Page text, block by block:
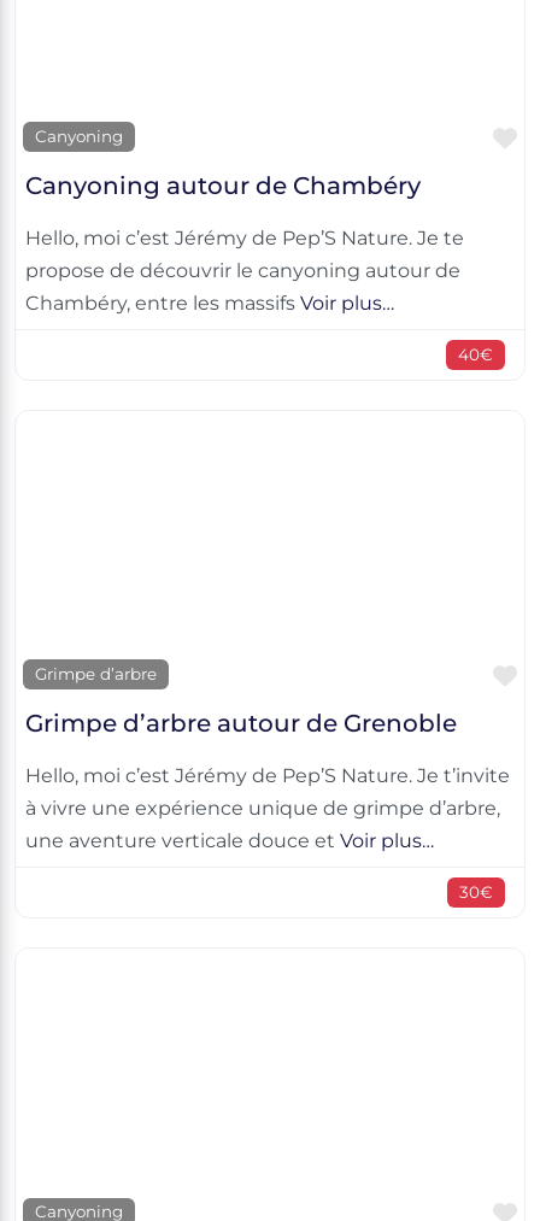
Canyoning
Canyoning autour de Chambéry
Hello, moi c’est Jérémy de Pep’S Nature. Je te
propose de découvrir le canyoning autour de
Chambéry, entre les massifs Voir plus…
40€
Grimpe d’arbre
Grimpe d’arbre autour de Grenoble
Hello, moi c’est Jérémy de Pep’S Nature. Je t’invite
à vivre une expérience unique de grimpe d’arbre,
une aventure verticale douce et Voir plus…
30€
Canyoning